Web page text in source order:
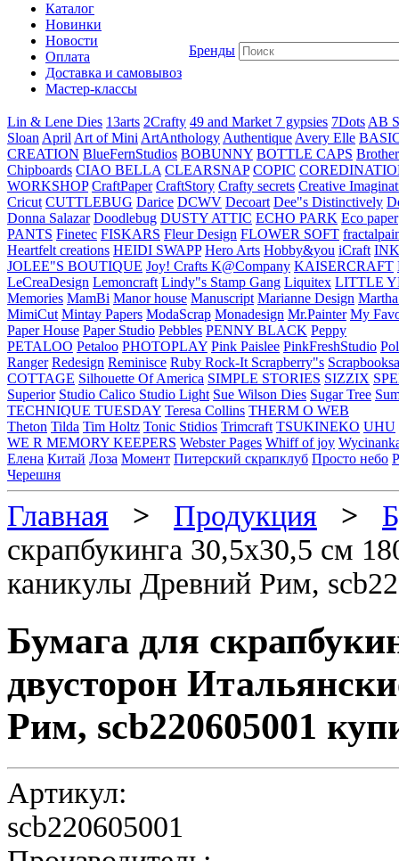
Каталог
Новинки
Новости
Оплата
Доставка и самовывоз
Мастер-классы
Бренды
Lin & Lene Dies 13arts 2Crafty 49 and Market 7 gypsies 7Dots AB
Sloan April Art of Mini ArtAnthology Authentique Avery Elle
CREATION BlueFernStudios BOBUNNY BOTTLE CAPS Brother
Chipboards CIAO BELLA CLEARSNAP COPIC
WORKSHOP CraftPaper CraftStory Crafty secrets Creative
Cricut CUTTLEBUG Darice DCWV Decoart Dee"s Distinctively
Donna Salazar Doodlebug DUSTY ATTIC ECHO PARK Eco paper
PANTS Finetec FISKARS Fleur Design FLOWER SOFT
Heartfelt creations HEIDI SWAPP Hero Arts Hobby&you iCraft
JOLEE"S BOUTIQUE Joy! Crafts K@Company KAISERCRAFT
LeCreaDesign Lemoncraft Lindy"s Stamp Gang Liquitex LITTLE
Memories MamBi Manor house Manuscript Marianne Design
MimiCut Mintay Papers ModaScrap Monadesign Mr.Painter My
Paper House Paper Studio Pebbles PENNY BLACK Peppy
PETALOO Petaloo PHOTOPLAY Pink Paislee PinkFreshStudio
Ranger Redesign Reminisce Ruby Rock-It Scrapberry"s
COTTAGE Silhouette Of America SIMPLE STORIES SIZZIX
Superior Studio Calico Studio Light Sue Wilson Dies Sugar Tree
TECHNIQUE TUESDAY Teresa Collins THERM O WEB
Theton Tilda Tim Holtz Tonic Stidios Trimcraft TSUKINEKO UHU
WE R MEMORY KEEPERS Webster Pages Whiff of joy
Елена Китай Лоза Момент Питерский скрапклуб Просто небо
Черешня
Главная > Продукция >
скрапбукинга 30,5х30,5 см
каникулы Древний Рим,
Бумага для
двусторон
Рим, scb220605001
Артикул:
scb220605001